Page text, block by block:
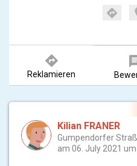
directions
directions
Reklamieren
Kilian FRANER
Gumpendorfer
am 06. July 2021